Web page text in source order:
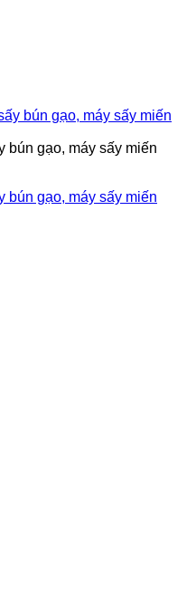
bún gạo, máy sấy miến
bún gạo, máy sấy miến